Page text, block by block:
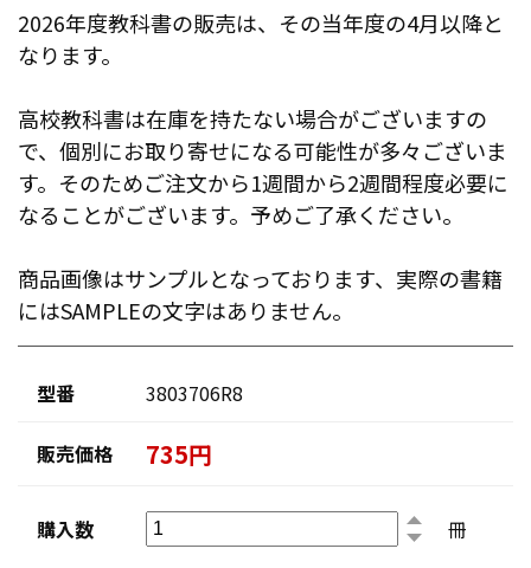
2026年度教科書の販売は、その当年度の4月以降と
なります。
高校教科書は在庫を持たない場合がございますの
で、個別にお取り寄せになる可能性が多々ございま
す。そのためご注文から1週間から2週間程度必要に
なることがございます。予めご了承ください。
商品画像はサンプルとなっております、実際の書籍
にはSAMPLEの文字はありません。
型番 3803706R8
販売価格 735円
購入数 冊